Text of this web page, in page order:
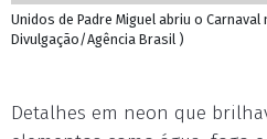
Unidos de Padre Miguel abriu o Carnaval
Divulgação/Agência Brasil )
Detalhes em neon que